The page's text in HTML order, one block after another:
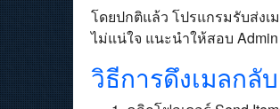
โดยปกติแล้ว โปรแกรมรับส่งเ
ไม่แน่ใจ แนะนำให้สอบ
วิธีการดึงเมลกลั